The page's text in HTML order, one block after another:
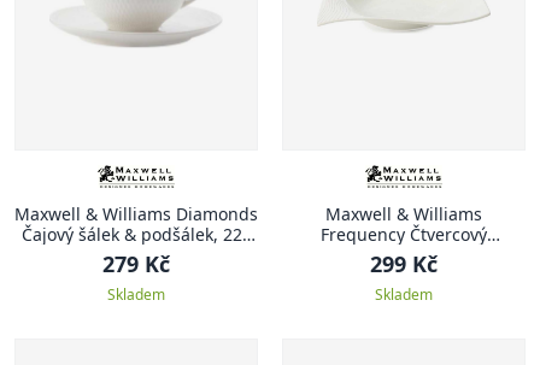
Maxwell & Williams Diamonds
Čajový šálek & podšálek, 220
ml
279 Kč
Skladem
Maxwell & Williams
Frequency Čtvercový
polévkový talíř, 22 x 22 cm
299 Kč
Skladem